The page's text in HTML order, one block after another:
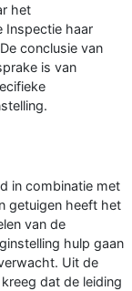
het
Inspectie haar
conclusie van
is van
in combinatie met
getuigen heeft het
van de
hulp gaan
Uit de
dat de leiding